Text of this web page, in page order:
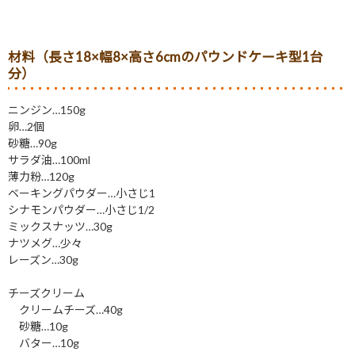
材料（長さ18×幅8×高さ6cmのパウンドケーキ型1台
分）
ニンジン…150g
卵…2個
砂糖…90g
サラダ油…100ml
薄力粉…120g
ベーキングパウダー…小さじ1
シナモンパウダー…小さじ1/2
ミックスナッツ…30g
ナツメグ…少々
レーズン…30g
チーズクリーム
クリームチーズ…40g
砂糖…10g
バター…10g